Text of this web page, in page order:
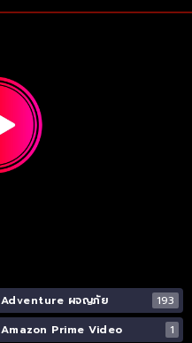
Adventure ผจญภัย
193
Amazon Prime Video 1